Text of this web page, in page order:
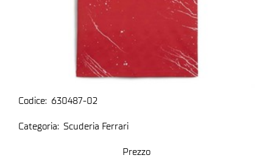
Codice: 630487-02
Categoria: Scuderia Ferrari
Prezzo